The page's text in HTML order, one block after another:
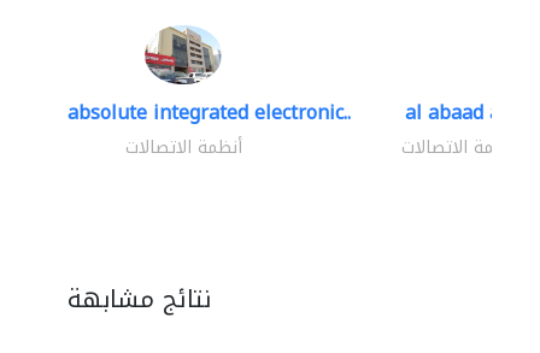
absolute integrated electronic..
أنظمة الاتصالات
al abaad al..
أنظمة الاتصالات
نتائج مشابهة